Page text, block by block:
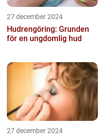
27 december 2024
Hudrengöring: Grunden
för en ungdomlig hud
27 december 2024